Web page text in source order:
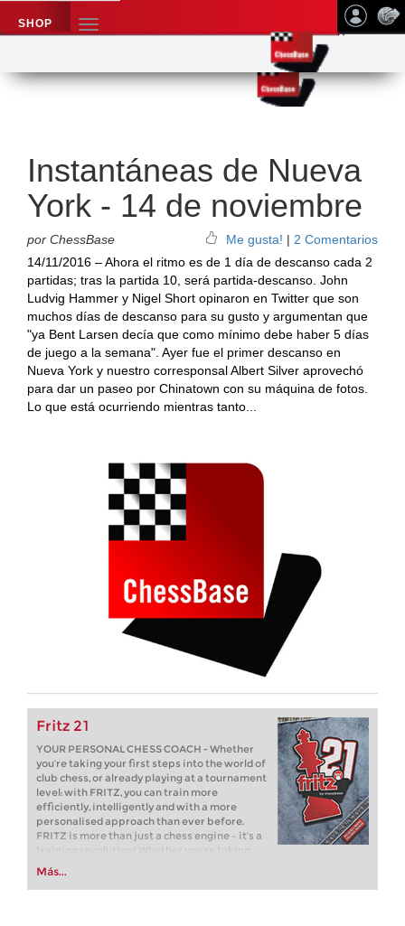
SHOP
TOGGLE
NAVIGATION
Noticias de ajedrez
Instantáneas de Nueva
York - 14 de noviembre
por ChessBase Me gusta! | 2 Comentarios
14/11/2016 – Ahora el ritmo es de 1 día de descanso cada 2
partidas; tras la partida 10, será partida-descanso. John
Ludvig Hammer y Nigel Short opinaron en Twitter que son
muchos días de descanso para su gusto y argumentan que
"ya Bent Larsen decía que como mínimo debe haber 5 días
de juego a la semana". Ayer fue el primer descanso en
Nueva York y nuestro corresponsal Albert Silver aprovechó
para dar un paseo por Chinatown con su máquina de fotos.
Lo que está ocurriendo mientras tanto...
Fritz 21
YOUR PERSONAL CHESS COACH - Whether
you’re taking your first steps into the world of
club chess, or already playing at a tournament
level: with FRITZ, you can train more
efficiently, intelligently and with a more
personalised approach than ever before.
FRITZ is more than just a chess engine – it’s a
training revolution! Whether you’re taking
your first steps into the world of club chess, or
already playing at a tournament level: with
FRITZ, you can train more efficiently,
Más...